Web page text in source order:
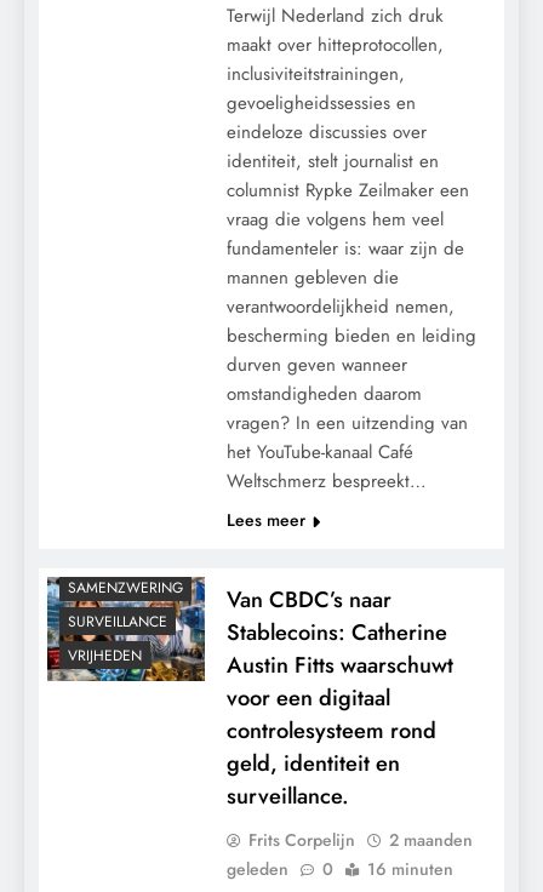
Terwijl Nederland zich druk
maakt over hitteprotocollen,
inclusiviteitstrainingen,
gevoeligheidssessies en
eindeloze discussies over
identiteit, stelt journalist en
columnist Rypke Zeilmaker een
vraag die volgens hem veel
fundamenteler is: waar zijn de
mannen gebleven die
verantwoordelijkheid nemen,
bescherming bieden en leiding
durven geven wanneer
omstandigheden daarom
vragen? In een uitzending van
het YouTube-kanaal Café
Weltschmerz bespreekt…
Lees meer
SAMENZWERING
SURVEILLANCE
VRIJHEDEN
Van CBDC’s naar
Stablecoins: Catherine
Austin Fitts waarschuwt
voor een digitaal
controlesysteem rond
geld, identiteit en
surveillance.
Frits Corpelijn
2 maanden
geleden
0 16 minuten